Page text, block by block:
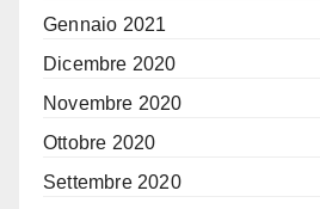
Gennaio 2021
Dicembre 2020
Novembre 2020
Ottobre 2020
Settembre 2020